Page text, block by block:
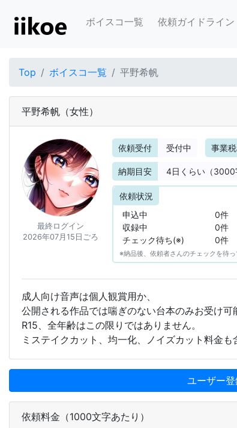
ボイスコ一覧 依頼ガイドライン
Top ボイスコ一覧 平野希帆
平野希帆 （女性）
最終ログイン
2026年07月15日ごろ
依頼受付 受付中 事業
納期目安 4日くらい（3000
依頼状況
申込中
0件
収録中
0件
チェック待ち(※)
0件
※納品後、依頼者さんのチェックを待
成人向け音声は個人観賞用か、
公開される作品では喘ぎのない台本のみお受け可
R15、全年齢はこの限りではありません。
ミステイクカット、均一化、ノイズカット料金も
ユーザー
依頼料金（1000文字あたり）